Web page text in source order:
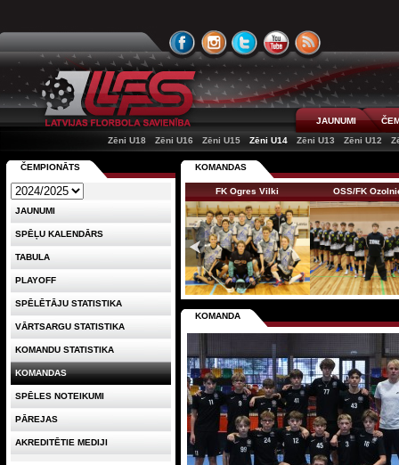
JAUNUMI
Zēni U18
Zēni U16 Zēni U15 Zēni U14 Zēni U13 Zēni U12
KOMANDAS
FK Ogres Vilki OSS/FK
KOMANDA
ČEMPIONĀTS
JAUNUMI
SPĒĻU KALENDĀRS
TABULA
PLAYOFF
SPĒLĒTĀJU STATISTIKA
VĀRTSARGU STATISTIKA
KOMANDU STATISTIKA
KOMANDAS
SPĒLES NOTEIKUMI
PĀREJAS
AKREDITĒTIE MEDIJI